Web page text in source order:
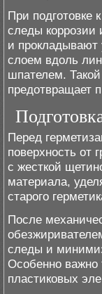
При подготовке
следы коррозии
и прокладывают
слоем вдоль
шпателем.
предотвращает
Перед
поверхность от
с жесткой
материала,
старого
После
следы и
Особенно важно
пластиковых